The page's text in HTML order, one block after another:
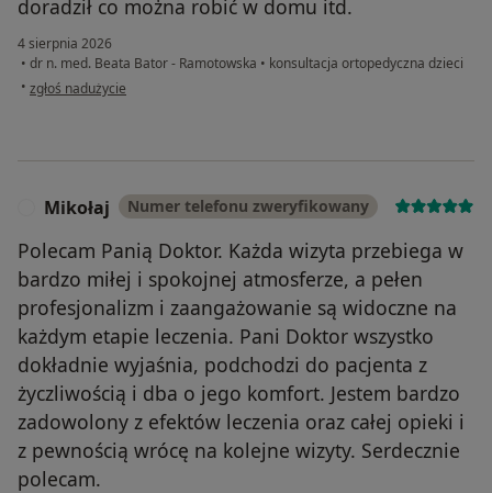
doradził co można robić w domu itd.
4 sierpnia 2026
• dr n. med. Beata Bator - Ramotowska • konsultacja ortopedyczna dzieci
• w opinii użytkownika AM
zgłoś nadużycie
Mikołaj Numer telefonu zweryfikowany
Polecam Panią Doktor. Każda wizyta przebiega w
bardzo miłej i spokojnej atmosferze, a pełen
profesjonalizm i zaangażowanie są widoczne na
każdym etapie leczenia. Pani Doktor wszystko
dokładnie wyjaśnia, podchodzi do pacjenta z
życzliwością i dba o jego komfort. Jestem bardzo
zadowolony z efektów leczenia oraz całej opieki i
z pewnością wrócę na kolejne wizyty. Serdecznie
polecam.